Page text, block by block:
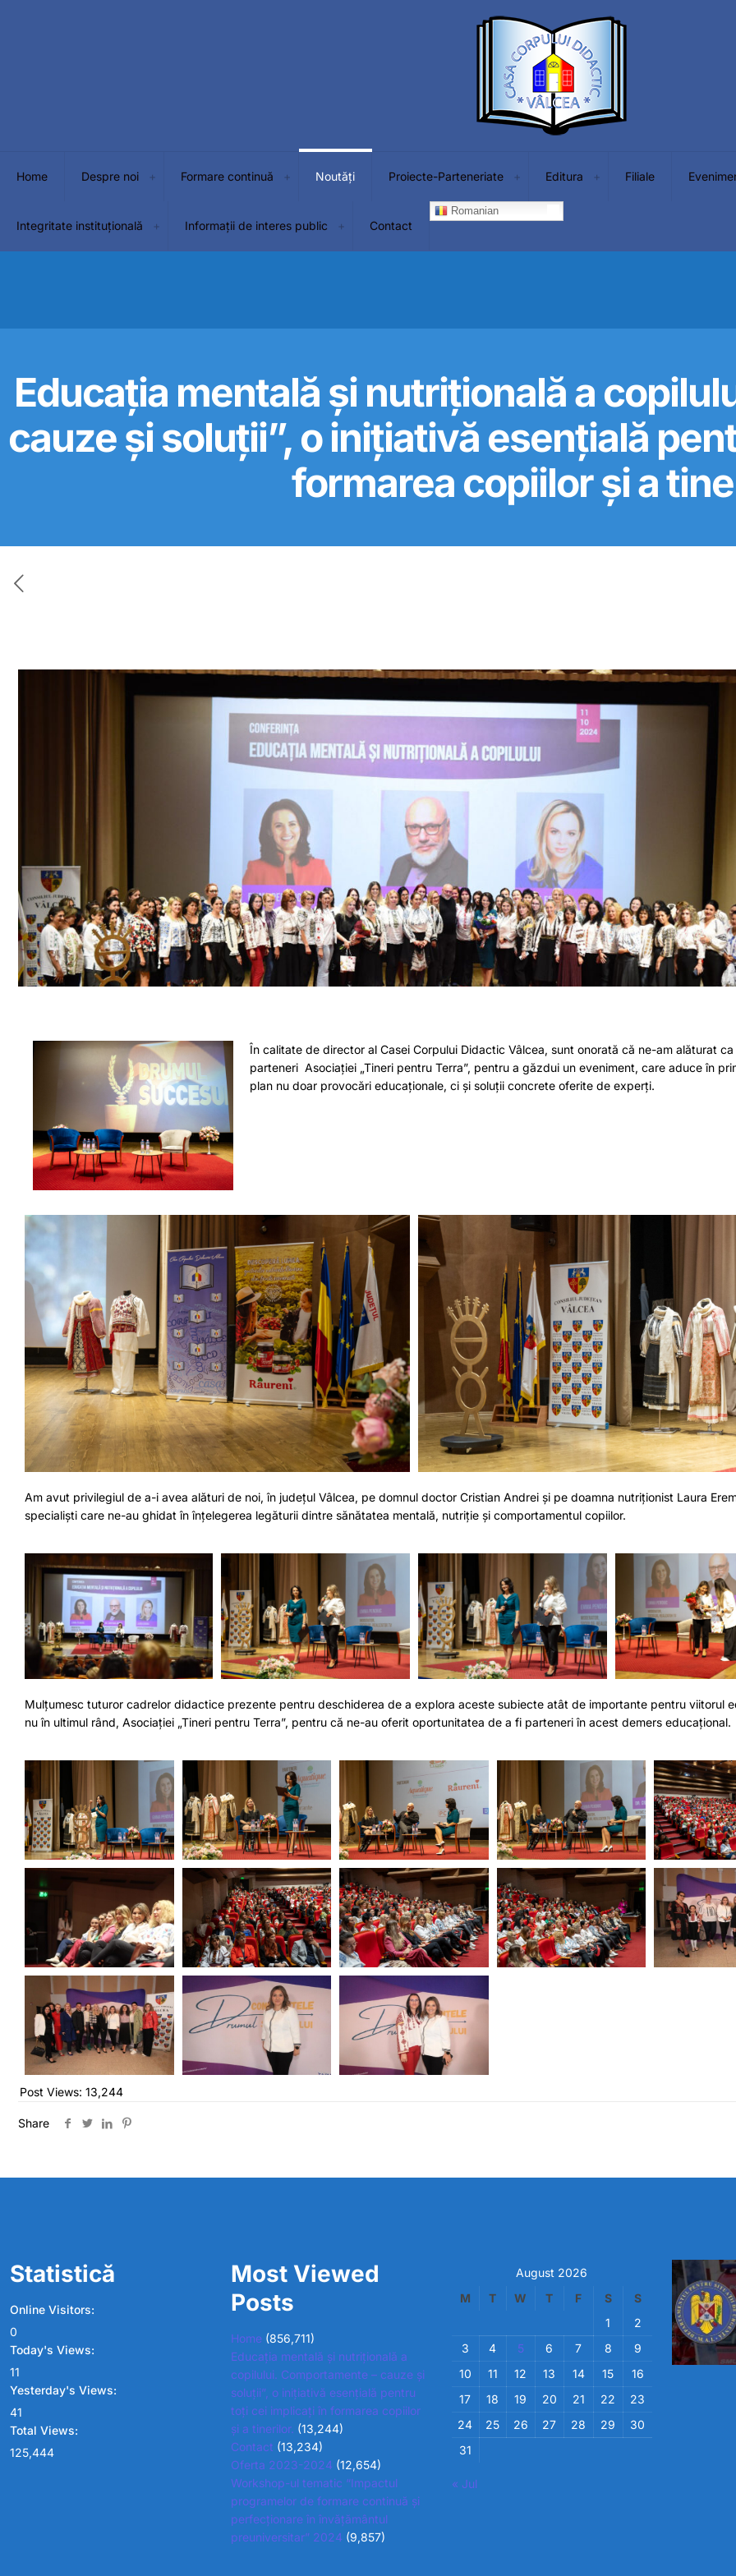
Home Despre noi Formare continuă Noutăți Proiecte-Parteneriate Editura Filiale
Integritate instituțională Informații de interes public Contact
Romanian
Educația mentală și nutrițională a
cauze și soluții”, o inițiativă esențială
formarea copiilor și a
În calitate de director al Casei Corpului Didactic Vâlcea, sunt onorată că ne-am alăturat ca
parteneri Asociației „Tineri pentru Terra”, pentru a găzdui un eveniment, care aduce în
plan nu doar provocări educaționale, ci și soluții concrete oferite de experți.
Am avut privilegiul de a-i avea alături de noi, în județul Vâlcea, pe domnul doctor Cristian Andrei și pe doamna nutriționist Laura
specialiști care ne-au ghidat în înțelegerea legăturii dintre sănătatea mentală, nutriție și comportamentul copiilor.
Mulțumesc tuturor cadrelor didactice prezente pentru deschiderea de a explora aceste subiecte atât de importante pentru viitorul
nu în ultimul rând, Asociației „Tineri pentru Terra”, pentru că ne-au oferit oportunitatea de a fi parteneri în acest demers educațional.
Post Views: 13,244
Share
Statistică
Online Visitors:
0
Today's Views:
11
Yesterday's Views:
41
Total Views:
125,444
Most Viewed
Posts
Home (856,711)
Educația mentală și nutrițională a
copilului. Comportamente – cauze și
soluții”, o inițiativă esențială pentru
toți cei implicați în formarea copiilor
și a tinerilor. (13,244)
Contact (13,234)
Oferta 2023-2024 (12,654)
Workshop-ul tematic “Impactul
programelor de formare continuă și
perfecționare în învățământul
preuniversitar” 2024 (9,857)
August 2026
M
T W T F S
S
1
2
3
4 5 6 7 8
9
10
11 12 13 14 15
16
17
18 19 20 21 22
23
24
25 26 27 28 29
30
31
« Jul